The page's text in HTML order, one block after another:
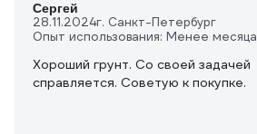
Сергей
28.11.2024г. Санкт-Петербург
Опыт использования: Менее месяца
Хороший грунт. Со своей задачей
справляется. Советую к покупке.